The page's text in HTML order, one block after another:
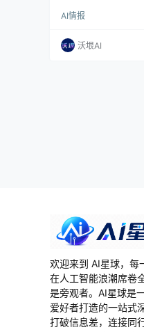
ng 转发了。 好奇心
内 Seede AI 团队在海
体验了半小时后，我
AI情报
沃垠AI
欢迎来到 AI星球，每
在人工智能浪潮席卷
是旁观者。AI星球是
爱好者打造的一站式
打破信息差，连接同